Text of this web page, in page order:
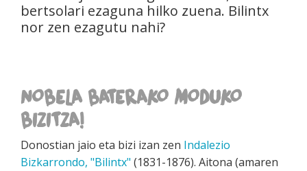
bertsolari ezaguna hilko zuena. Bilintx
nor zen ezagutu nahi?
NOBELA BATERAKO MODUKO
BIZITZA!
Donostian jaio eta bizi izan zen Indalezio
Bizkarrondo, "Bilintx" (1831-1876). Aitona (amaren